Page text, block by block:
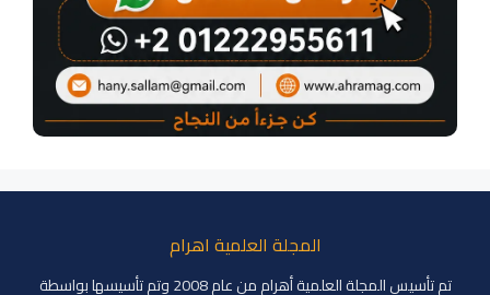
المجلة العلمية اهرام
تم تأسيس المجلة العلمية أهرام من عام 2008 وتم تأسيسها بواسطة